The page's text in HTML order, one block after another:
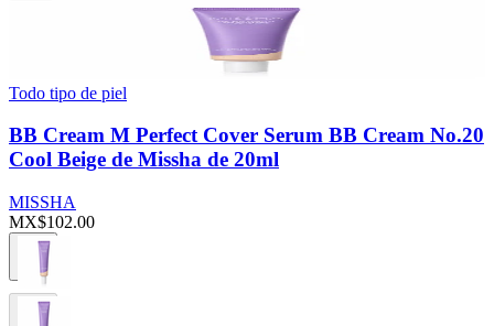
Todo tipo de piel
BB Cream M Perfect Cover Serum BB Cream No.20
Cool Beige de Missha de 20ml
MISSHA
MX$102.00